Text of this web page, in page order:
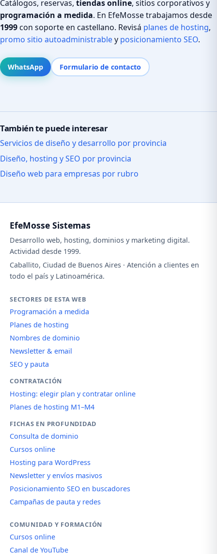
Catálogos, reservas, tiendas online, sitios corporativos y
programación a medida. En EfeMosse trabajamos desde
1999con soporte en castellano. Revisá planes de hosting,
promo sitio autoadministrabley posicionamiento SEO.
WhatsApp Formulario de contacto
También te puede interesar
Servicios de diseño y desarrollo por provincia
Diseño, hosting y SEO por provincia
Diseño web para empresas por rubro
EfeMosse Sistemas
Desarrollo web, hosting, dominios y marketing digital.
Actividad desde 1999.
Caballito, Ciudad de Buenos Aires · Atención a clientes en
todo el país y Latinoamérica.
SECTORES DE ESTA WEB
Programación a medida
Planes de hosting
Nombres de dominio
Newsletter & email
SEO y pauta
CONTRATACIÓN
Hosting: elegir plan y contratar online
Planes de hosting M1–M4
FICHAS EN PROFUNDIDAD
Consulta de dominio
Cursos online
Hosting para WordPress
Newsletter y envíos masivos
Posicionamiento SEO en buscadores
Campañas de pauta y redes
COMUNIDAD Y FORMACIÓN
Cursos online
Canal de YouTube